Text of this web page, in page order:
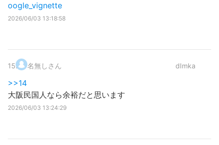
oogle_vignette
2026/06/03 13:18:58
15. 名無しさん dImka
>>14
大阪民国人なら余裕だと思います
2026/06/03 13:24:29